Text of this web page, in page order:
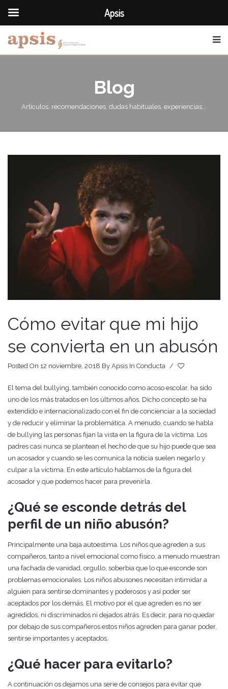
Blog
Artículos, recomendaciones, dudas habituales, experiencias...
Cómo evitar que mi hijo
se convierta en un abusón
Posted On 12 noviembre, 2018 By Apsis In Conducta /
El tema del bullying, también conocido como acoso escolar, ha sido
uno de los más tratados en los últimos años. Dicho concepto se ha
extendido e internacionalizado con el fin de concienciar a la sociedad
y de reducir y eliminar la problemática. A menudo, cuando se habla
de bullying las personas fijan la vista en la figura de la víctima. Los
padres casi nunca se plantean el hecho de que su hijo puede que sea
un acosador y cuando se les comunica la noticia suelen negarlo y
culpar a la víctima. En este artículo hablamos de la figura del
acosador y que podemos hacer para prevenirla.
¿Qué se esconde detrás del
perfil de un niño abusón?
Principalmente una baja autoestima. Los niños que agreden a sus
compañeros, tanto a nivel emocional como físico, a menudo muestran
una fachada de vanidad, orgullo, soberbia que lo que esconde son
problemas emocionales. Los niños abusones necesitan intimidar a
alguien para sentirse dominantes y poderosos y así poder ser
aceptados por los demás. El motivo por el que agreden es no ser
agredidos, ni discriminados ni dejados atrás. Es decir, para no quedar
por debajo de sus compañeros estos niños agreden para ganar poder,
sentirse importantes y aceptados.
¿Qué hacer para evitarlo?
A continuación os dejamos una serie de consejos para evitar que
Apsis